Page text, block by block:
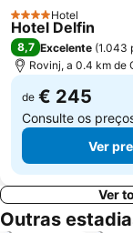
4 Estrelas
Hotel
Hotel Delfin
8,7 Excelente (1.043
Rovinj, a 0.4 km de
de € 245
Consulte os
Ver
Ver
Outras